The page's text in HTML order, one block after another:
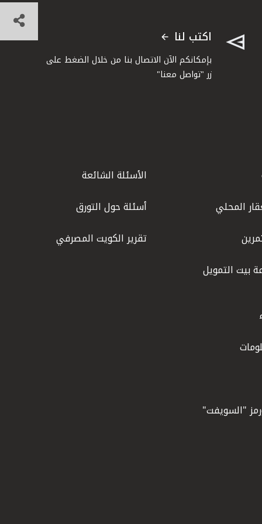
اكتب لنا
بإمكانكم الآن الاتصال بنا من خلال الضغط على
زر "تواصل معنا"
المحلي
بيت التمويل
"السويفت"
الأسئلة الشائعة
أسئلة حول التورق
تقرير الكويت المصرفي